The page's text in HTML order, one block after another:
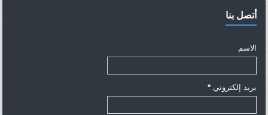
أتصل بنا
الاسم
بريد إلكتروني*